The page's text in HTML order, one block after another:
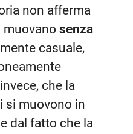
non afferma
muovano senza
casuale,
che la
si muovono in
dal fatto che la